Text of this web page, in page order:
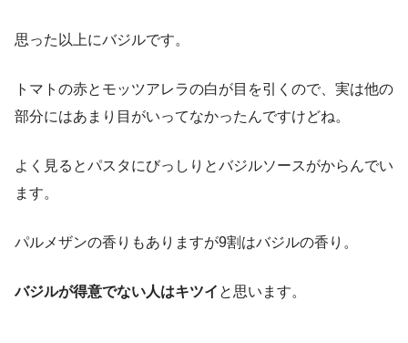
思った以上にバジルです。
トマトの赤とモッツアレラの白が目を引くので、実は他の
部分にはあまり目がいってなかったんですけどね。
よく見るとパスタにびっしりとバジルソースがからんでい
ます。
パルメザンの香りもありますが9割はバジルの香り。
バジルが得意でない人はキツイ と思います。